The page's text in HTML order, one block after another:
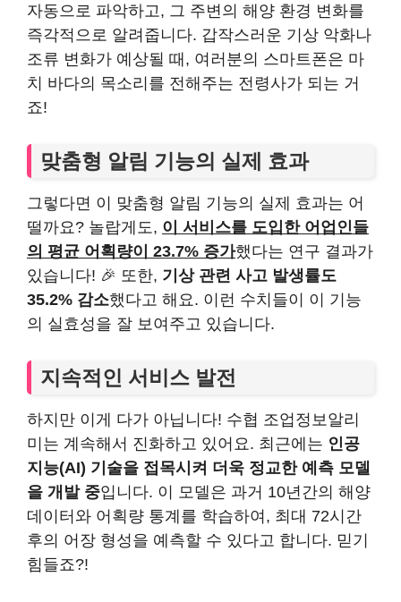
자동으로 파악하고, 그 주변의 해양 환경 변화를
즉각적으로 알려줍니다. 갑작스러운 기상 악화나
조류 변화가 예상될 때, 여러분의 스마트폰은 마
치 바다의 목소리를 전해주는 전령사가 되는 거
죠!
맞춤형 알림 기능의 실제 효과
그렇다면 이 맞춤형 알림 기능의 실제 효과는 어
떨까요? 놀랍게도, 이 서비스를 도입한 어업인들
의 평균 어획량이 23.7% 증가했다는 연구 결과가
있습니다! 🎉 또한, 기상 관련 사고 발생률도
35.2% 감소했다고 해요. 이런 수치들이 이 기능
의 실효성을 잘 보여주고 있습니다.
지속적인 서비스 발전
하지만 이게 다가 아닙니다! 수협 조업정보알리
미는 계속해서 진화하고 있어요. 최근에는 인공
지능(AI) 기술을 접목시켜 더욱 정교한 예측 모델
을 개발 중입니다. 이 모델은 과거 10년간의 해양
데이터와 어획량 통계를 학습하여, 최대 72시간
후의 어장 형성을 예측할 수 있다고 합니다. 믿기
힘들죠?!